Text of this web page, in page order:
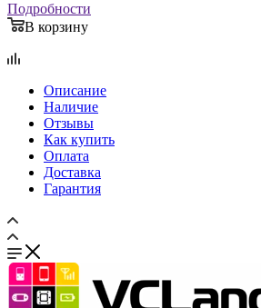
Подробности
В корзину
Описание
Наличие
Отзывы
Как купить
Оплата
Доставка
Гарантия